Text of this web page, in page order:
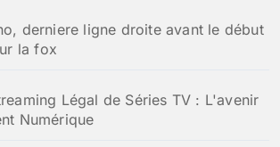
derniere ligne droite avant le début
la fox
Légal de Séries TV : L'avenir
Numérique